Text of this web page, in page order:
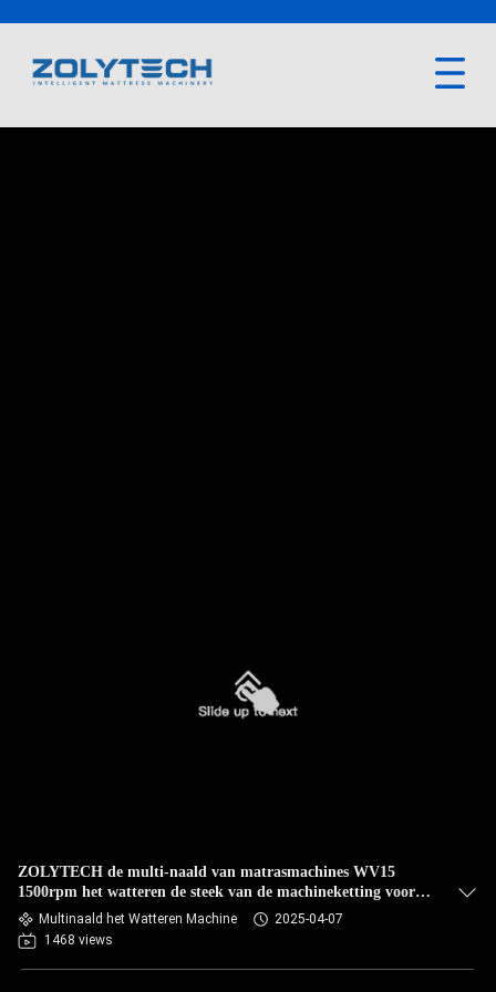
ZOLYTECH de multi-naald van matrasmachines WV15
1500rpm het watteren de steek van de machineketting voor
dekbedden
Multinaald het Watteren Machine
2025-04-07
1468 views